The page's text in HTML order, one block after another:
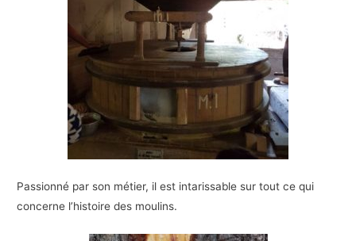
Passionné par son métier, il est intarissable sur tout ce qui
concerne l’histoire des moulins.